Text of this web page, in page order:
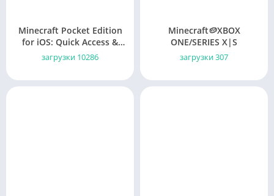
Minecraft Pocket Edition
for iOS: Quick Access &
Easy Setup
загрузки 10286
Minecraft🥔XBOX
ONE/SERIES X|S
загрузки 307